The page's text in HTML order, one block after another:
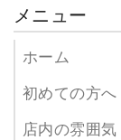
メニュー
ホーム
初めての方へ
店内の雰囲気